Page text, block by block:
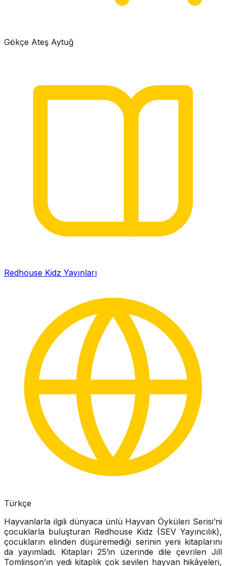
Gökçe Ateş Aytuğ
Redhouse Kidz Yayınları
Türkçe
Hayvanlarla ilgili dünyaca ünlü Hayvan Öyküleri Serisi’ni
çocuklarla buluşturan Redhouse Kidz (SEV Yayıncılık),
çocukların elinden düşüremediği serinin yeni kitaplarını
da yayımladı. Kitapları 25’in üzerinde dile çevrilen Jill
Tomlinson’ın yedi kitaplık çok sevilen hayvan hikâyeleri,